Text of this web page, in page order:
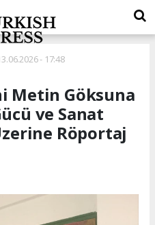
- 17:48
Metin Göksuna
ve Sanat
Röportaj